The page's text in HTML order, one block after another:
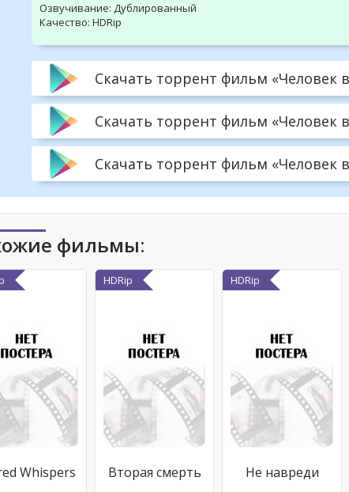
Озвучивание: Дублированный
Качество: HDRip
Скачать торрент фильм «Человек
Скачать торрент фильм «Человек
Скачать торрент фильм «Человек
фильмы:
Whispers
HDRip
Вторая смерть
HDRip
Не навреди